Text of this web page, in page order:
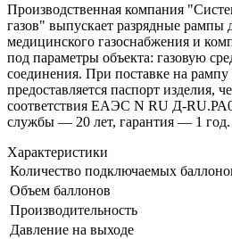
Производственная компания
газов" выпускает разрядные рампы
медицинского газоснабжения и
под параметры объекта: газовую
соединения. При поставке на
предоставляется паспорт изделия,
соответствия ЕАЭС N RU Д-
службы — 20 лет, гарантия — 1 год.
Характеристики
Количество подключаемых
Объем баллонов
Производительность
Давление на выходе